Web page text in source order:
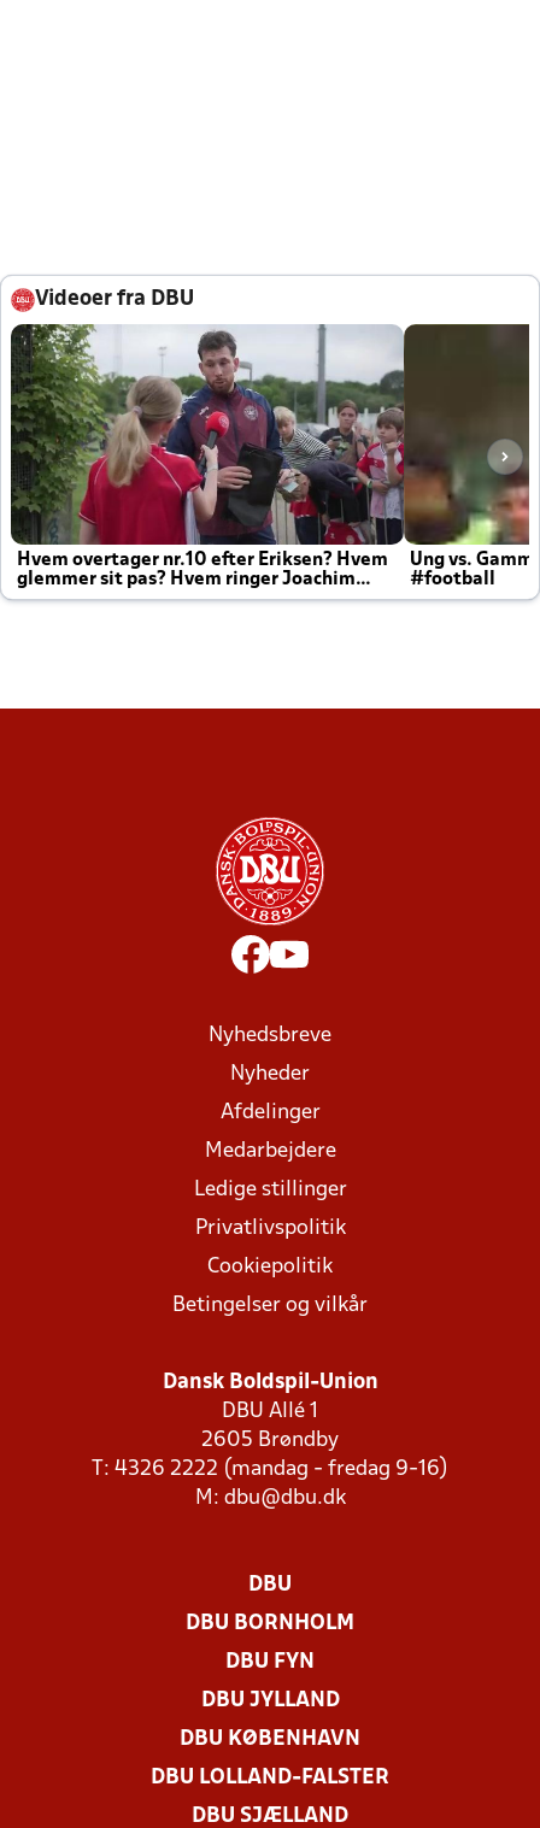
Videoer fra DBU
Hvem overtager nr.10 efter Eriksen? Hvem
glemmer sit pas? Hvem ringer Joachim
altid til efter kampe?
Ung vs.
#football
Nyhedsbreve
Nyheder
Afdelinger
Medarbejdere
Ledige stillinger
Privatlivspolitik
Cookiepolitik
Betingelser og vilkår
Dansk Boldspil-Union
DBU Allé 1
2605 Brøndby
T: 4326 2222 (mandag - fredag 9-16)
M: dbu@dbu.dk
DBU
DBU BORNHOLM
DBU FYN
DBU JYLLAND
DBU KØBENHAVN
DBU LOLLAND-FALSTER
DBU SJÆLLAND